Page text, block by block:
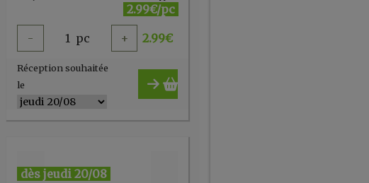
2.99€/pc
- 1 pc + 2.99€
Réception souhaitée
le
dès jeudi 20/08